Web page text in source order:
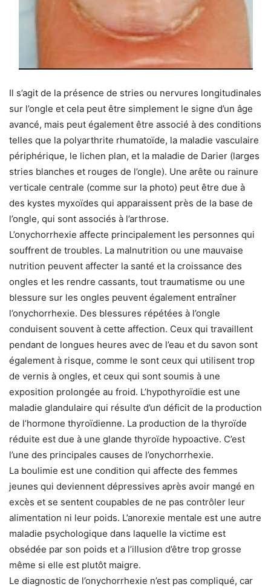
Il s’agit de la présence de stries ou nervures longitudinales
sur l’ongle et cela peut être simplement le signe d’un âge
avancé, mais peut également être associé à des conditions
telles que la polyarthrite rhumatoïde, la maladie vasculaire
périphérique, le lichen plan, et la maladie de Darier (larges
stries blanches et rouges de l’ongle). Une arête ou rainure
verticale centrale (comme sur la photo) peut être due à
des kystes myxoïdes qui apparaissent près de la base de
l’ongle, qui sont associés à l’arthrose.
L’onychorrhexie affecte principalement les personnes qui
souffrent de troubles. La malnutrition ou une mauvaise
nutrition peuvent affecter la santé et la croissance des
ongles et les rendre cassants, tout traumatisme ou une
blessure sur les ongles peuvent également entraîner
l’onychorrhexie. Des blessures répétées à l’ongle
conduisent souvent à cette affection. Ceux qui travaillent
pendant de longues heures avec de l’eau et du savon sont
également à risque, comme le sont ceux qui utilisent trop
de vernis à ongles, et ceux qui sont soumis à une
exposition prolongée au froid. L’hypothyroïdie est une
maladie glandulaire qui résulte d’un déficit de la production
de l’hormone thyroïdienne. La production de la thyroïde
réduite est due à une glande thyroïde hypoactive. C’est
l’une des principales causes de l’onychorrhexie.
La boulimie est une condition qui affecte des femmes
jeunes qui deviennent dépressives après avoir mangé en
excès et se sentent coupables de ne pas contrôler leur
alimentation ni leur poids. L’anorexie mentale est une autre
maladie psychologique dans laquelle la victime est
obsédée par son poids et a l’illusion d’être trop grosse
même si elle est plutôt maigre.
Le diagnostic de l’onychorrhexie n’est pas compliqué, car